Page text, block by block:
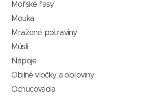
Mořské řasy
Mouka
Mražené potraviny
Müsli
Nápoje
Obilné vločky a obiloviny
Ochucovadla